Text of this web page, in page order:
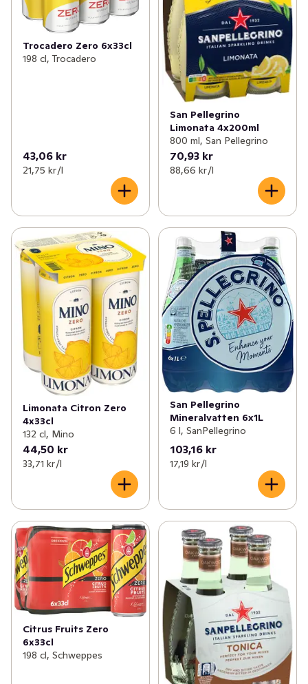
Trocadero Zero 6x33cl
198 cl, Trocadero
43,06 kr
21,75 kr /l
San Pellegrino
Limonata 4x200ml
800 ml, San Pellegrino
70,93 kr
88,66 kr /l
Limonata Citron Zero
4x33cl
132 cl, Mino
44,50 kr
33,71 kr /l
San Pellegrino
Mineralvatten 6x1L
6 l, SanPellegrino
103,16 kr
17,19 kr /l
Citrus Fruits Zero
6x33cl
198 cl, Schweppes